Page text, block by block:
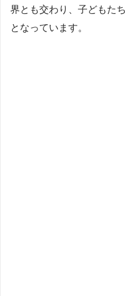
界とも交わり、子どもた
となっています。